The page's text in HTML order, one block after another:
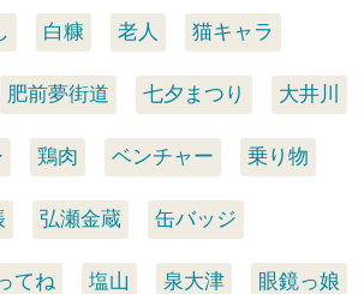
白糠 老人 猫キャラ
肥前夢街道 七夕まつり 大井川
鶏肉 ベンチャー 乗り物
弘瀬金蔵 缶バッジ
てね 塩山 泉大津 眼鏡っ娘